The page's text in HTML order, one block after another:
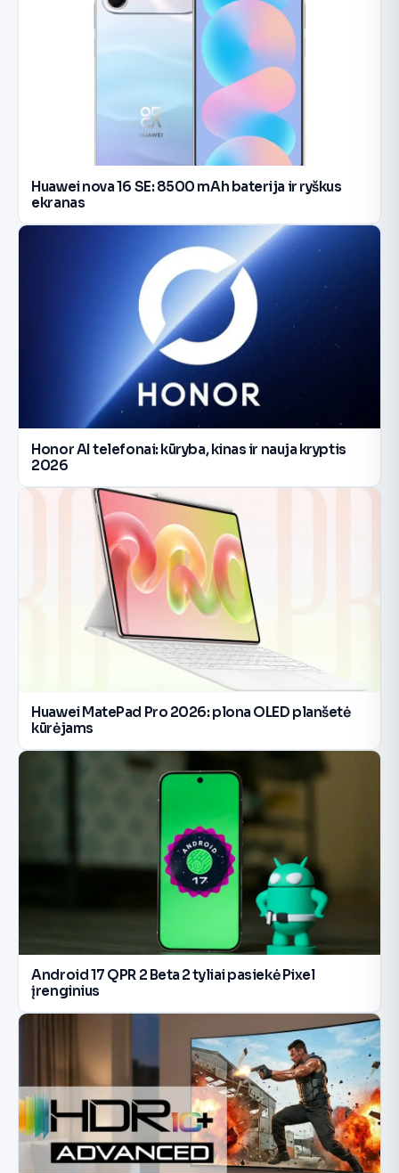
Huawei nova 16 SE: 8500 mAh baterija ir ryškus
ekranas
Honor AI telefonai: kūryba, kinas ir nauja kryptis
2026
Huawei MatePad Pro 2026: plona OLED planšetė
kūrėjams
Android 17 QPR 2 Beta 2 tyliai pasiekė Pixel
įrenginius